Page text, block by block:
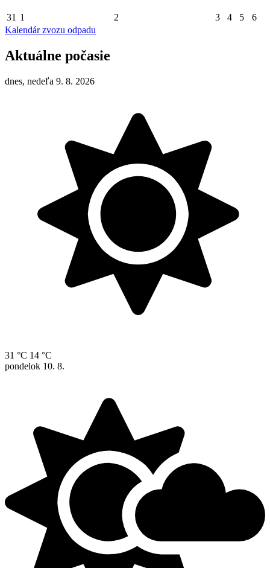
31 1 2 3 4 5
6
Kalendár zvozu odpadu
Aktuálne počasie
dnes, nedeľa 9. 8. 2026
31 °C 14 °C
pondelok 10. 8.